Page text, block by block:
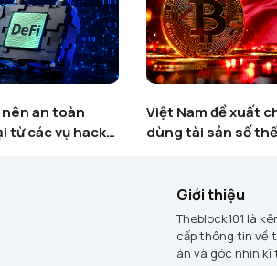
an toàn
từ các vụ hack
Việt Nam đề xuất
dùng tài sản số
Giới thiệu
Theblock101 là
cấp thông tin về
án và góc nhìn